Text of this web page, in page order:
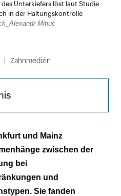
öffnen
Unterkiefers löst laut Studie
in der Haltungskontrolle
Mitiuc
Zahnmedizin
mit mandibulären
löst offenbar
und Mainz
zwischen der
bei
und
Sie fanden